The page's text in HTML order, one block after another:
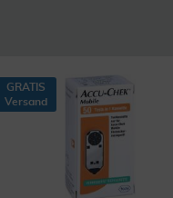
GRATIS
Versand